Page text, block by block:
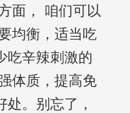
面， 咱们可以
均衡，适当吃
吃辛辣刺激的
体质，提高免
。别忘了，